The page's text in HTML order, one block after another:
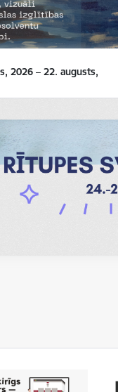
2026 – 22. augusts,